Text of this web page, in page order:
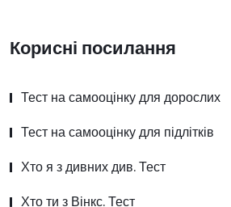
Корисні посилання
Тест на самооцінку для дорослих
Тест на самооцінку для підлітків
Хто я з дивних див. Тест
Хто ти з Вінкс. Тест